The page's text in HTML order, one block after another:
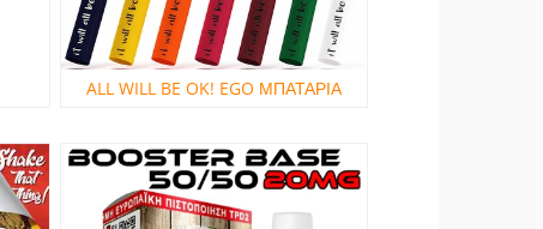
ALL WILL BE OK! EGO ΜΠΑΤΑΡΙΑ